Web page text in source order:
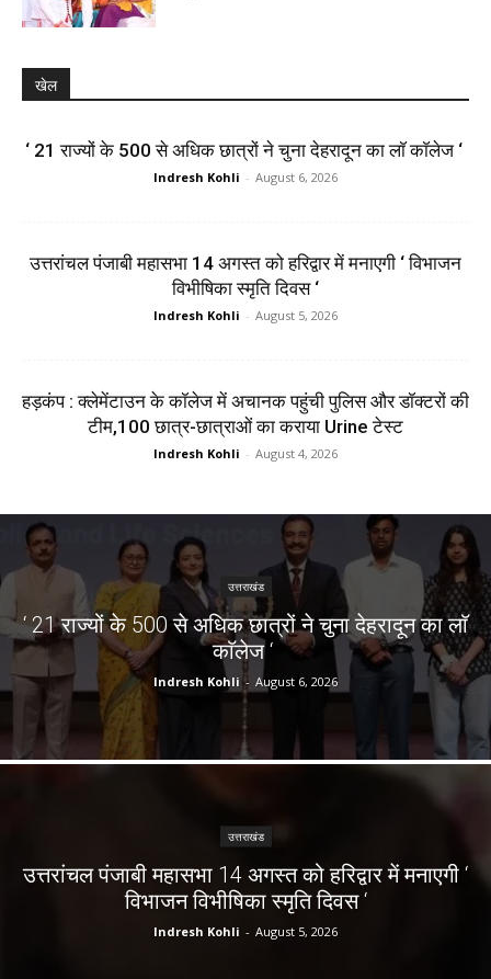
खेल
‘ 21 राज्यों के 500 से अधिक छात्रों ने चुना देहरादून का लाॅ काॅलेज ‘
Indresh Kohli - August 6, 2026
उत्तरांचल पंजाबी महासभा 14 अगस्त को हरिद्वार में मनाएगी ‘ विभाजन
विभीषिका स्मृति दिवस ‘
Indresh Kohli - August 5, 2026
हड़कंप : क्लेमेंटाउन के कॉलेज में अचानक पहुंची पुलिस और डॉक्टरों की
टीम,100 छात्र-छात्राओं का कराया Urine टेस्ट
Indresh Kohli - August 4, 2026
उत्तराखंड
‘ 21 राज्यों के 500 से अधिक छात्रों ने चुना देहरादून का लाॅ
काॅलेज ‘
Indresh Kohli - August 6, 2026
उत्तराखंड
उत्तरांचल पंजाबी महासभा 14 अगस्त को हरिद्वार में मनाएगी ‘
विभाजन विभीषिका स्मृति दिवस ‘
Indresh Kohli - August 5, 2026